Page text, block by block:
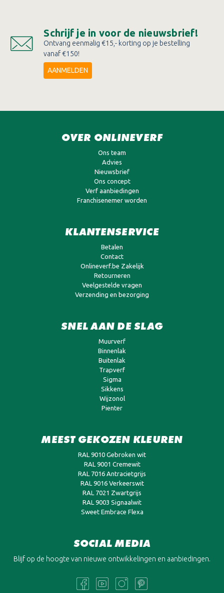
Schrijf je in voor de nieuwsbrief!
Ontvang eenmalig €15,- korting op je bestelling
vanaf €150!
AANMELDEN
OVER ONLINEVERF
Ons team
Advies
Nieuwsbrief
Ons concept
Verf aanbiedingen
Franchisenemer worden
KLANTENSERVICE
Betalen
Contact
Onlineverf.be Zakelijk
Retourneren
Veelgestelde vragen
Verzending en bezorging
SNEL AAN DE SLAG
Muurverf
Binnenlak
Buitenlak
Trapverf
Sigma
Sikkens
Wijzonol
Pienter
MEEST GEKOZEN KLEUREN
RAL 9010 Gebroken wit
RAL 9001 Cremewit
RAL 7016 Antracietgrijs
RAL 9016 Verkeerswit
RAL 7021 Zwartgrijs
RAL 9003 Signaalwit
Sweet Embrace Flexa
SOCIAL MEDIA
Blijf op de hoogte van nieuwe ontwikkelingen en aanbiedingen.